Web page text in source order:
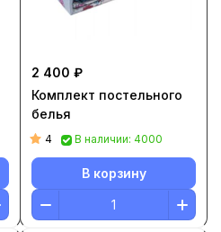
2 400 ₽
Комплект постельного
белья
4 В наличии: 4000
В корзину